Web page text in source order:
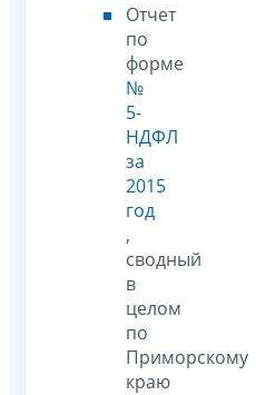
Отчет
по
форме
№
5-
НДФЛ
за
2015
год
,
сводный
в
целом
по
Приморскому
краю